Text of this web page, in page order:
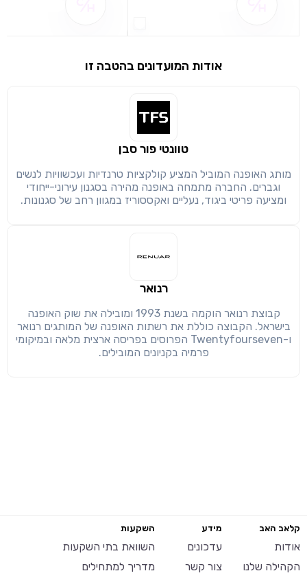
שיתוף
שימו לב!
מימוש הטבה זו ניתן רק לחברי
אודות המועדונים בהטבה זו
טוונטי פור סבן
מותג האופנה המוביל המציע קולקציות טרנדיות ועכשוויות לנשים
וגברים. החברה מתמחה באופנה מהירה בסגנון עירוני-ייחודי
ומציעה פריטי ביגוד, נעליים ואקססוריז במגוון רחב של סגנונות.
רנואר
קבוצת רנואר הוקמה בשנת 1993 ומובילה את שוק האופנה
בישראל. הקבוצה כוללת את רשתות האופנה של המותגים רנואר
ו-Twentyfourseven הפרוסים בפריסה ארצית מלאה ובמיקומי
פרמיה בקניונים המובילים.
קלאב האב
אודות
הקהילה שלנו
מידע
עדכונים
צור קשר
השקעות
השוואת בתי השקעות
מדריך למתחילים